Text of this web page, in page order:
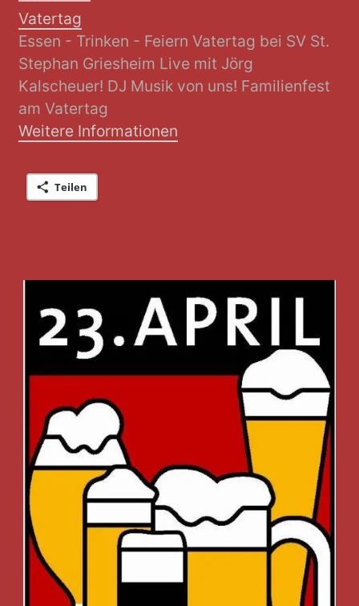
Vatertag
Essen - Trinken - Feiern Vatertag bei SV St.
Stephan Griesheim Live mit Jörg
Kalscheuer! DJ Musik von uns! Familienfest
am Vatertag
Weitere Informationen
Teilen